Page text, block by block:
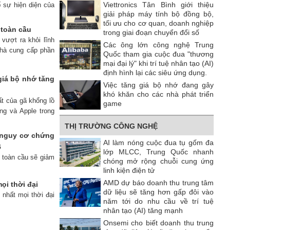
sự hiện diện của
cầu
vượt ra khỏi lĩnh
cung cấp phần
bộ nhớ tăng
của gã khổng lồ
và Apple trong
cơ chứng
cầu sẽ giảm
thời đại
nhất mọi thời đại
Viettronics Tân Bình giới thiệu
giải pháp máy tính bộ đồng bộ,
tối ưu cho cơ quan, doanh nghiệp
trong giai đoạn chuyển đổi số
Các ông lớn công nghệ Trung
Quốc tham gia cuộc đua "thương
mại đại lý" khi trí tuệ nhân tạo (AI)
định hình lại các siêu ứng dụng.
Việc tăng giá bộ nhớ đang gây
khó khăn cho các nhà phát triển
game
THỊ TRƯỜNG CÔNG NGHỆ
AI làm nóng cuộc đua tụ gốm đa
lớp MLCC, Trung Quốc nhanh
chóng mở rộng chuỗi cung ứng
linh kiện điện tử
AMD dự báo doanh thu trung tâm
dữ liệu sẽ tăng hơn gấp đôi vào
năm tới do nhu cầu về trí tuệ
nhân tạo (AI) tăng mạnh
Onsemi cho biết doanh thu trung